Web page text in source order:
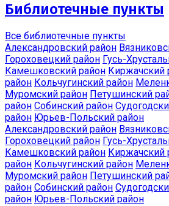
Библиотечные пункты
Все библиотечные пункты
Александровский район
Гороховецкий район Гусь-
Камешковский район Киржачский
район Кольчугинский район
Муромский район Петушинский
район Собинский район
район Юрьев-Польский район
Александровский район
Гороховецкий район Гусь-
Камешковский район Киржачский
район Кольчугинский район
Муромский район Петушинский
район Собинский район
район Юрьев-Польский район